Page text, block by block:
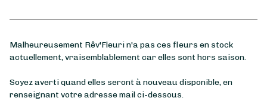
Malheureusement Rêv'Fleuri n'a pas ces fleurs en stock
actuellement, vraisemblablement car elles sont hors saison.
Soyez averti quand elles seront à nouveau disponible, en
renseignant votre adresse mail ci-dessous.